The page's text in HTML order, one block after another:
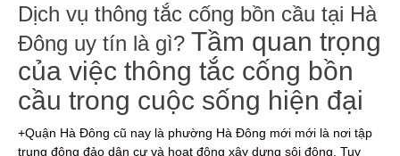
Dịch vụ thông tắc cống bồn cầu tại Hà
Đông uy tín là gì? Tầm quan trọng
của việc thông tắc cống bồn
cầu trong cuộc sống hiện đại
+Quận Hà Đông cũ nay là phường Hà Đông mới mới là nơi tập
trung đông đảo dân cư và hoạt động xây dựng sôi động. Tuy